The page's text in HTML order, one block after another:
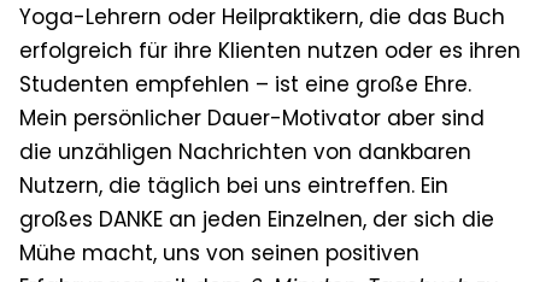
Yoga-Lehrern oder Heilpraktikern, die das Buch
erfolgreich für ihre Klienten nutzen oder es ihren
Studenten empfehlen – ist eine große Ehre.
Mein persönlicher Dauer-Motivator aber sind
die unzähligen Nachrichten von dankbaren
Nutzern, die täglich bei uns eintreffen. Ein
großes DANKE an jeden Einzelnen, der sich die
Mühe macht, uns von seinen positiven